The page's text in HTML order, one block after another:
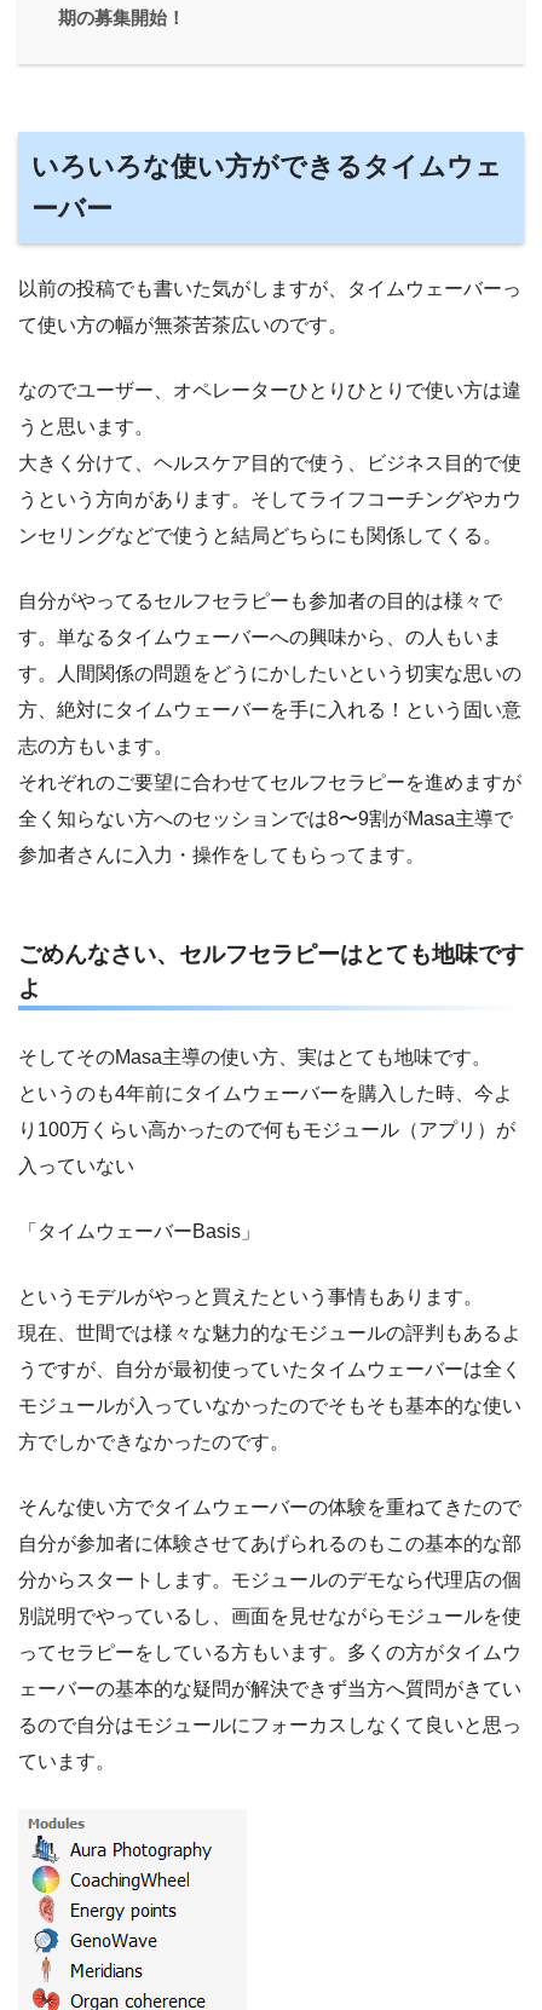
期の募集開始！
いろいろな使い方ができるタイムウェ
ーバー
以前の投稿でも書いた気がしますが、タイムウェーバーっ
て使い方の幅が無茶苦茶広いのです。
なのでユーザー、オペレーターひとりひとりで使い方は違
うと思います。
大きく分けて、ヘルスケア目的で使う、ビジネス目的で使
うという方向があります。そしてライフコーチングやカウ
ンセリングなどで使うと結局どちらにも関係してくる。
自分がやってるセルフセラピーも参加者の目的は様々で
す。単なるタイムウェーバーへの興味から、の人もいま
す。人間関係の問題をどうにかしたいという切実な思いの
方、絶対にタイムウェーバーを手に入れる！という固い意
志の方もいます。
それぞれのご要望に合わせてセルフセラピーを進めますが
全く知らない方へのセッションでは8〜9割がMasa主導で
参加者さんに入力・操作をしてもらってます。
ごめんなさい、セルフセラピーはとても地味です
よ
そしてそのMasa主導の使い方、実はとても地味です。
というのも4年前にタイムウェーバーを購入した時、今よ
り100万くらい高かったので何もモジュール（アプリ）が
入っていない
「タイムウェーバーBasis」
というモデルがやっと買えたという事情もあります。
現在、世間では様々な魅力的なモジュールの評判もあるよ
うですが、自分が最初使っていたタイムウェーバーは全く
モジュールが入っていなかったのでそもそも基本的な使い
方でしかできなかったのです。
そんな使い方でタイムウェーバーの体験を重ねてきたので
自分が参加者に体験させてあげられるのもこの基本的な部
分からスタートします。モジュールのデモなら代理店の個
別説明でやっているし、画面を見せながらモジュールを使
ってセラピーをしている方もいます。多くの方がタイムウ
ェーバーの基本的な疑問が解決できず当方へ質問がきてい
るので自分はモジュールにフォーカスしなくて良いと思っ
ています。